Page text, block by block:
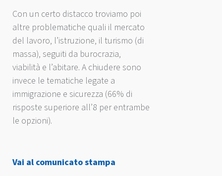
Con un certo distacco troviamo poi
altre problematiche quali il mercato
del lavoro, l’istruzione, il turismo (di
massa), seguiti da burocrazia,
viabilità e l’abitare. A chiudere sono
invece le tematiche legate a
immigrazione e sicurezza (66% di
risposte superiore all’8 per entrambe
le opzioni).
Vai al comunicato stampa